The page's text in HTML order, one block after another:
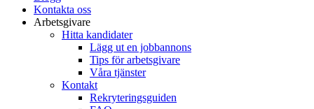
Kontakta oss
Arbetsgivare
Hitta kandidater
Lägg ut en jobbannons
Tips för arbetsgivare
Våra tjänster
Kontakt
Rekryteringsguiden